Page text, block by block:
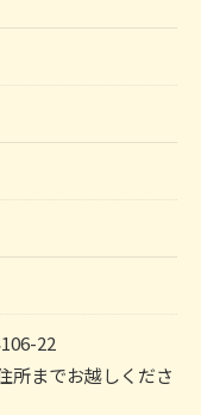
22
所までお越しくださ